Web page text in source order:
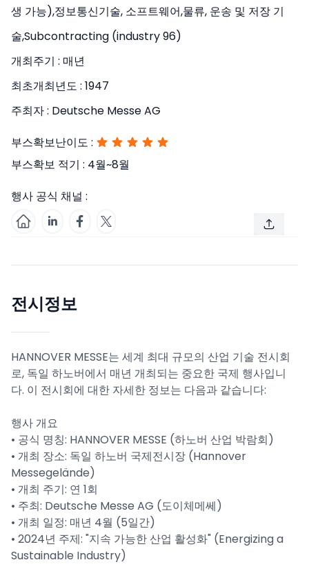
생 가능),정보통신기술, 소프트웨어,물류, 운송 및 저장 기
술,Subcontracting (industry 96)
개최주기 : 매년
최초개최년도 : 1947
주최자 : Deutsche Messe AG
부스확보난이도 :
부스확보 적기 : 4월~8월
행사 공식 채널 :
전시정보
HANNOVER MESSE는 세계 최대 규모의 산업 기술 전시회
로, 독일 하노버에서 매년 개최되는 중요한 국제 행사입니
다. 이 전시회에 대한 자세한 정보는 다음과 같습니다:
행사 개요
• 공식 명칭: HANNOVER MESSE (하노버 산업 박람회)
• 개최 장소: 독일 하노버 국제전시장 (Hannover
Messegelände)
• 개최 주기: 연 1회
• 주최: Deutsche Messe AG (도이체메쎄)
• 개최 일정: 매년 4월 (5일간)
• 2024년 주제: "지속 가능한 산업 활성화" (Energizing a
Sustainable Industry)